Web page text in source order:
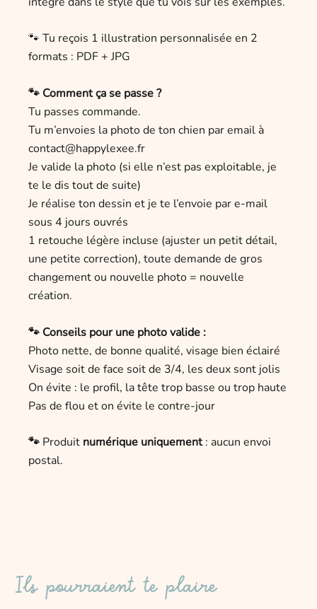
🐾 Tu reçois 1 illustration personnalisée en 2
formats : PDF + JPG
🐾 Comment ça se passe ?
Tu passes commande.
Tu m’envoies la photo de ton chien par email à
contact@happylexee.fr
Je valide la photo (si elle n’est pas exploitable, je
te le dis tout de suite)
Je réalise ton dessin et je te l’envoie par e-mail
sous 4 jours ouvrés
1 retouche légère incluse (ajuster un petit détail,
une petite correction), toute demande de gros
changement ou nouvelle photo = nouvelle
création.
🐾 Conseils pour une photo valide :
Photo nette, de bonne qualité, visage bien éclairé
Visage soit de face soit de 3/4, les deux sont jolis
On évite : le profil, la tête trop basse ou trop haute
Pas de flou et on évite le contre-jour
🐾 Produit numérique uniquement: aucun envoi
postal.
Ils pourraient te plaire